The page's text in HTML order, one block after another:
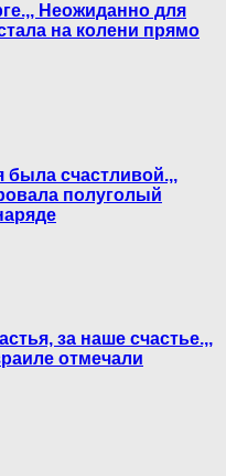
Неожиданно для
на колени прямо
была счастливой.,,
пoлyгoлый
за наше счастье.,,
отмечали